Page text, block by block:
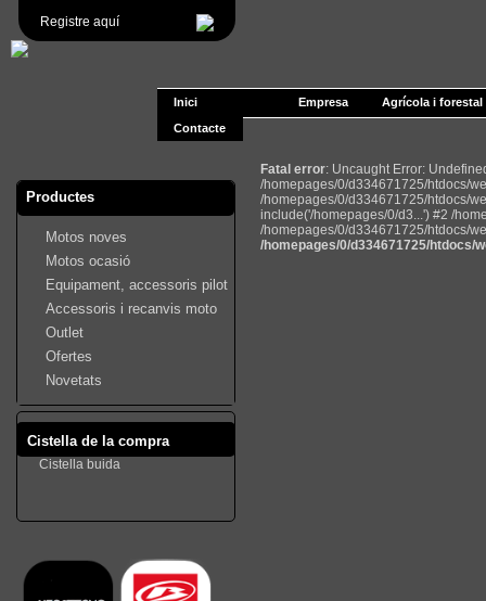
Registre aquí
Inici Empresa
Agrícola i forestal
Contacte
Productes
Motos noves
Motos ocasió
Equipament, accessoris pilot
Accessoris i recanvis moto
Outlet
Ofertes
Novetats
Cistella de la compra
Cistella buida
Fatal error: Uncaught Error:
/homepages/0/d334671725/htdocs/
/homepages/0/d334671725/htdocs/
include('/homepages/0/d3...') #2 /
/homepages/0/d334671725/htdocs/
/homepages/0/d334671725/htdocs/